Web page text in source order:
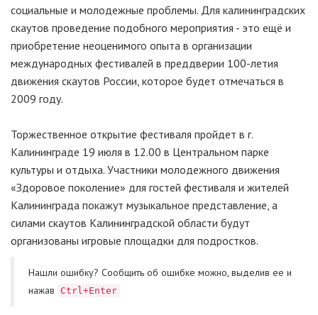
социальные и молодежные проблемы. Для калининградских
скаутов проведение подобного мероприятия - это ещё и
приобретение неоценимого опыта в организации
международных фестивалей в преддверии 100-летия
движения скаутов России, которое будет отмечаться в
2009 году.
Торжественное открытие фестиваля пройдет в г.
Калининграде 19 июля в 12.00 в Центральном парке
культуры и отдыха. Участники молодежного движения
«Здоровое поколение» для гостей фестиваля и жителей
Калининграда покажут музыкальное представление, а
силами скаутов Калининградской области будут
организованы игровые площадки для подростков.
Нашли ошибку? Cообщить об ошибке можно, выделив ее и
нажав
Ctrl+Enter